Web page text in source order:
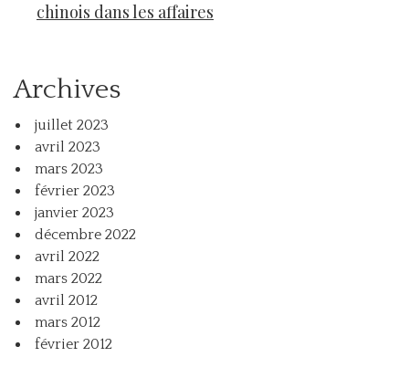
chinois dans les affaires
Archives
juillet 2023
avril 2023
mars 2023
février 2023
janvier 2023
décembre 2022
avril 2022
mars 2022
avril 2012
mars 2012
février 2012